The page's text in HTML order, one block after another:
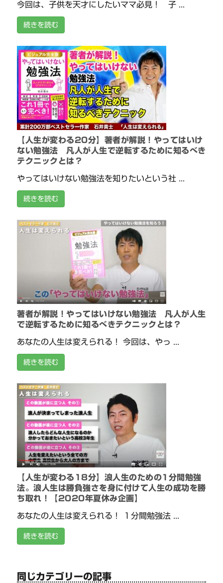
今回は、子供を天才にしたいママ必見！ 子 ...
続きを読む
【人生が変わる20分】著者が解説！やってはいけ
ない勉強法 凡人が人生で逆転するために知るべき
テクニックとは？
やってはいけない勉強法を知りたいという社 ...
続きを読む
著者が解説！やってはいけない勉強法 凡人が人生
で逆転するために知るべきテクニックとは？
あなたの人生は変えられる！ 今回は、やっ ...
続きを読む
【人生が変わる18分】浪人生のための1分間勉強
法。浪人生は勝負強さを身に付けて人生の成功を勝
ち取れ！【2020年夏休み企画】
あなたの人生は変えられる！ １分間勉強法 ...
続きを読む
同じカテゴリーの記事